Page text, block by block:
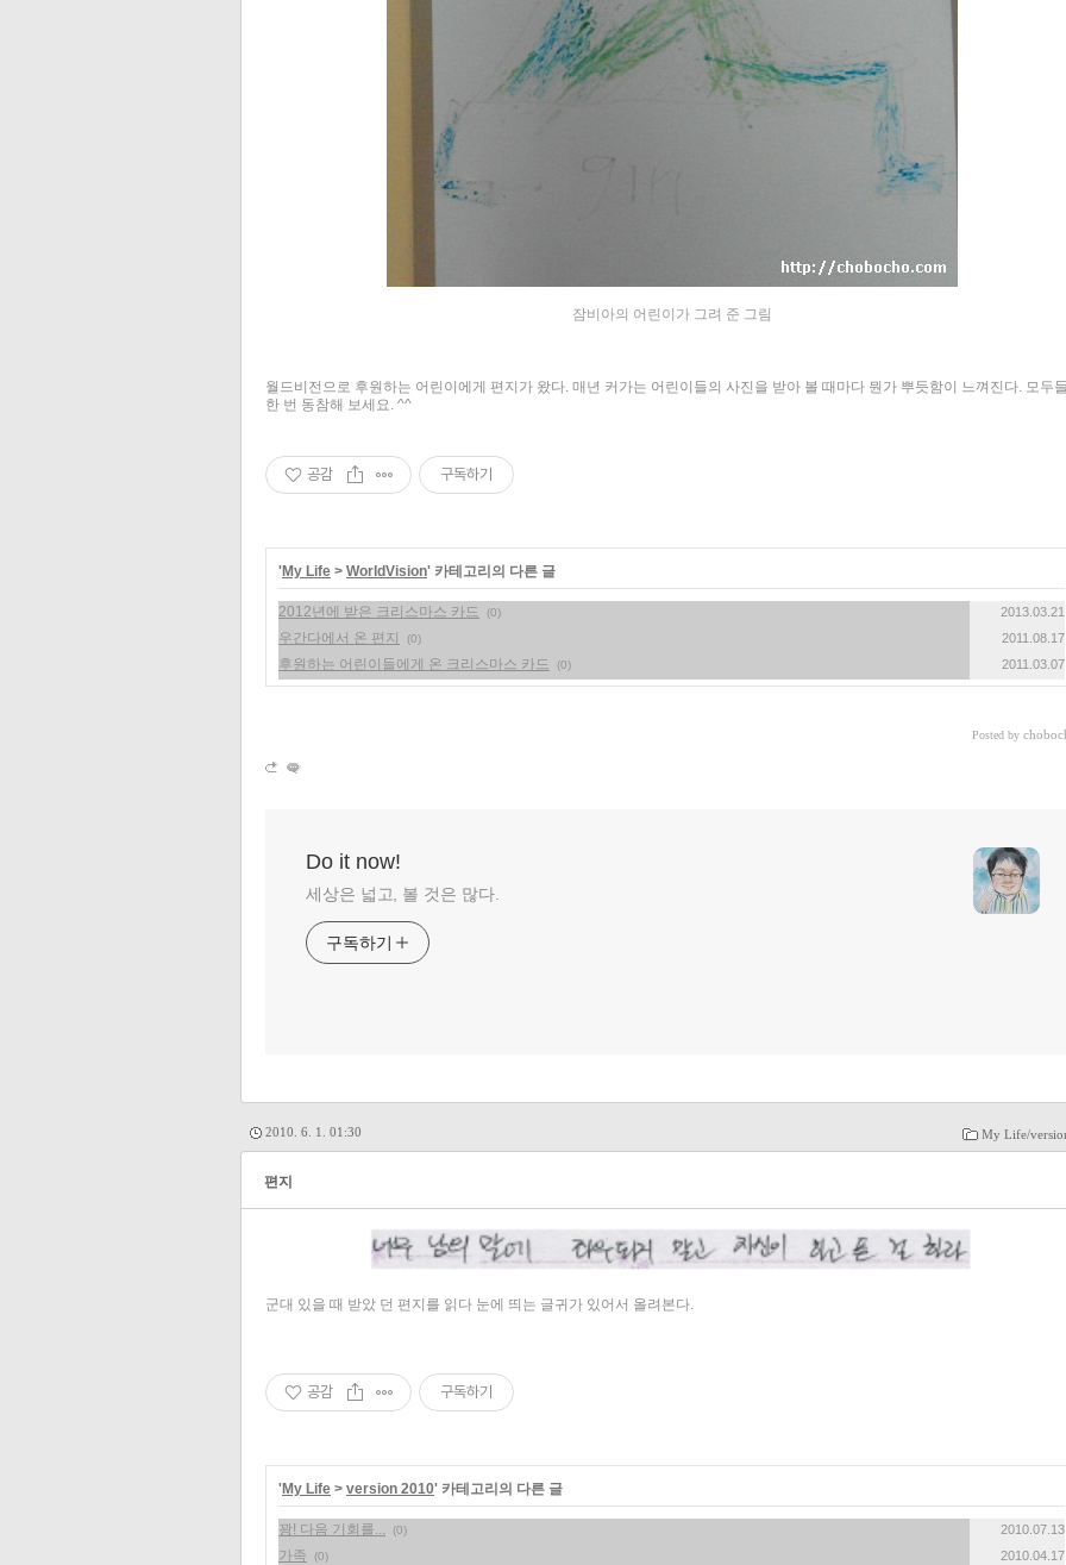
잠비아의 어린이가 그려 준 그림
월드비전으로 후원하는 어린이에게 편지가 왔다. 매년 커가는 어린이들의 사진을 받아 볼 때마다 뭔가 뿌듯함이 느껴진다. 모두
한 번 동참해 보세요. ^^
공감 구독하기
'My Life > WorldVision' 카테고리의 다른 글
2012년에 받은 크리스마스 카드 (0) 2013.03.21
우간다에서 온 편지 (0) 2011.08.17
후원하는 어린이들에게 온 크리스마스 카드 (0) 2011.03.07
Posted by
Do it now!
세상은 넓고, 볼 것은 많다.
구독하기
My Life/
2010. 6. 1. 01:30
편지
군대 있을 때 받았 던 편지를 읽다 눈에 띄는 글귀가 있어서 올려본다.
공감 구독하기
'My Life > version 2010' 카테고리의 다른 글
꽝! 다음 기회를... (0) 2010.07.13
가족 (0) 2010.04.17